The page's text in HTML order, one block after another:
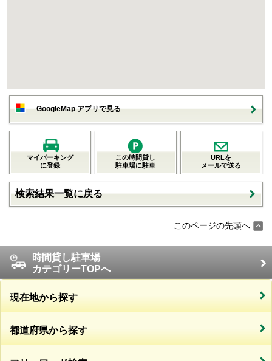
GoogleMap アプリで見る
マイパーキング
に登録
この時間貸し
駐車場に駐車
URLを
メールで送る
検索結果一覧に戻る
このページの先頭へ
時間貸し駐車場
カテゴリーTOPへ
現在地から探す
都道府県から探す